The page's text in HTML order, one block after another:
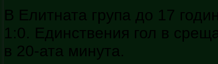
В Елитната група до 17
1:0. Единствения гол в
в 20-ата минута.